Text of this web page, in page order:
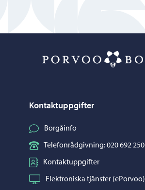
Kontaktuppgifter
Borgåinfo
Telefonrådgivning: 020 692 250
Kontaktuppgifter
Elektroniska tjänster (ePorvoo)